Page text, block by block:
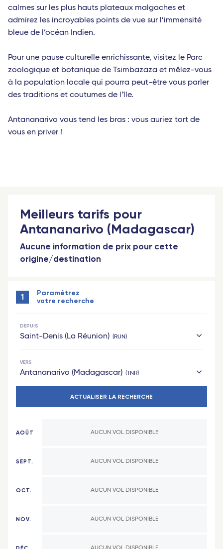
calmes sur les plus hauts plateaux malgaches et
admirez les incroyables points de vue sur l’immensité
bleue de l’océan Indien.
Pour une pause culturelle enrichissante, visitez le Parc
zoologique et botanique de Tsimbazaza et mêlez-vous
à la population locale qui pourra peut-être vous parler
des traditions et coutumes de l’île.
Antananarivo vous tend les bras : vous auriez tort de
vous en priver !
Meilleurs tarifs pour
Antananarivo (Madagascar)
Aucune information de prix pour cette
origine/destination
1
Paramétrez
votre recherche
DEPUIS
Saint-Denis (La Réunion) RUN
Paris
Lyon Part-Dieu - TGV
VERS
Antananarivo (Madagascar) TNR
ACTUALISER LA RECHERCHE
AOÛT AUCUN VOL DISPONIBLE
SEPT. AUCUN VOL DISPONIBLE
OCT. AUCUN VOL DISPONIBLE
NOV. AUCUN VOL DISPONIBLE